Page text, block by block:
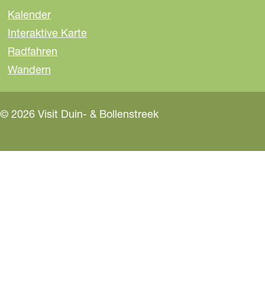
Kalender
Interaktive Karte
Radfahren
Wandern
© 2026 Visit Duin- & Bollenstreek